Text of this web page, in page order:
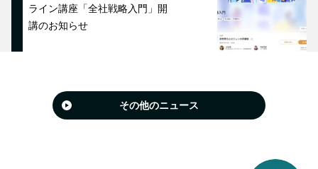
ライン講座「全社戦略入門」開
講のお知らせ
その他のニュース